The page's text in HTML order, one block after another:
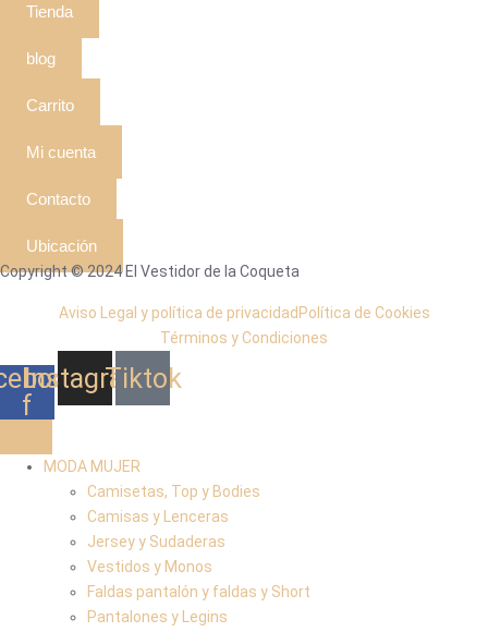
Tienda
blog
Carrito
Mi cuenta
Contacto
Ubicación
Copyright © 2024 El Vestidor de la Coqueta
Aviso Legal y política de privacidad Política de Cookies
Términos y Condiciones
f
Instagram
Tiktok
MODA MUJER
Camisetas, Top y Bodies
Camisas y Lenceras
Jersey y Sudaderas
Vestidos y Monos
Faldas pantalón y faldas y Short
Pantalones y Legins